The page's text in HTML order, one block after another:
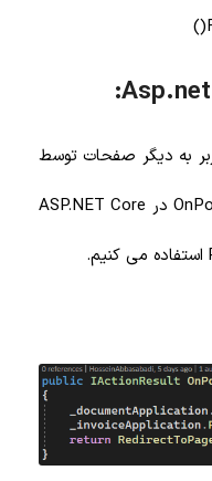
به دیگر صفحات توسط
کد درون Page و متدهای OnGet و OnPost در ASP.NET Core